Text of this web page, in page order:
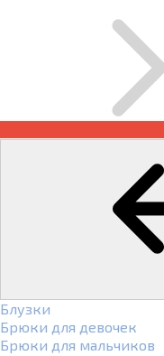
Блузки
Брюки для девочек
Брюки для мальчиков